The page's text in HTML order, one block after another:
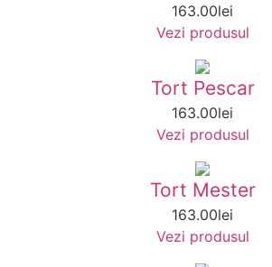
163.00lei
Vezi produsul
Tort Pescar
163.00lei
Vezi produsul
Tort Mester
163.00lei
Vezi produsul